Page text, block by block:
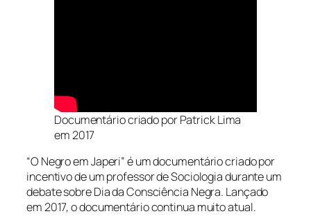
Documentário criado por Patrick Lima
em 2017
“O Negro em Japeri” é um documentário criado por
incentivo de um professor de Sociologia durante um
debate sobre Dia da Consciência Negra. Lançado
em 2017, o documentário continua muito atual.